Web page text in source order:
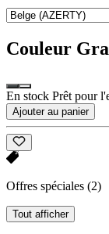
Couleur
En stock Prêt pour
Ajouter au panier
Offres spéciales (2)
Tout afficher